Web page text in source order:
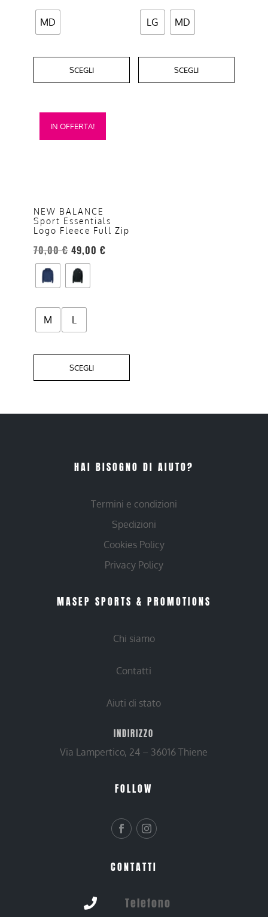
MD
SCEGLI
del
prodotto
LG MD
SCEGLI
del
prodotto
IN OFFERTA!
NEW BALANCE
Sport Essentials
Logo Fleece Full Zip
70,00€ 49,00 €
M L
SCEGLI
Questo
prodotto
opzioni
possono
essere
scelte
nella
pagina
prodotto
HAI BISOGNO DI AIUTO?
Termini e condizioni
Spedizioni
Cookies Policy
Privacy Policy
MASEP SPORTS & PROMOTIONS
Chi siamo
Contatti
Aiuti di stato
INDIRIZZO
Via Lampertico, 24 – 36016 Thiene
FOLLOW
CONTATTI
 Telefono